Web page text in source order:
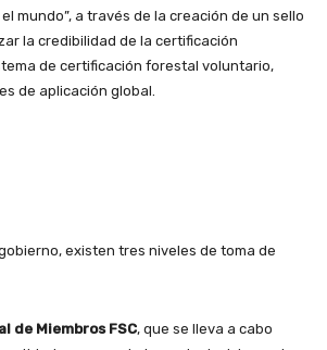
mundo”, a través de la creación de un sello
la credibilidad de la certificación
de certificación forestal voluntario,
de aplicación global.
existen tres niveles de toma de
de Miembros FSC, que se lleva a cabo